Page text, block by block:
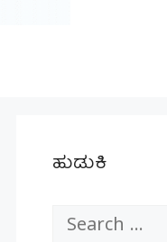
ಹುಡುಕಿ
Search